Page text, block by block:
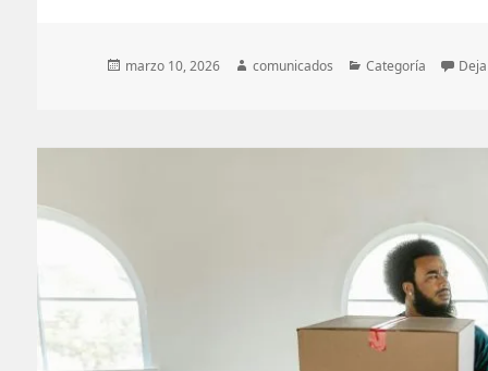
Publicado
marzo 10, 2026 Autor
comunicados Categorías
Categoría